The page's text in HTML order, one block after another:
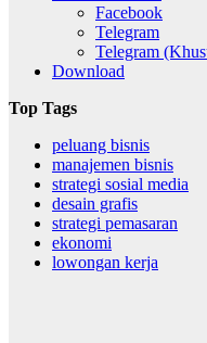
Facebook
Telegram
Telegram
Download
Top Tags
peluang bisnis
manajemen bisnis
strategi sosial media
desain grafis
strategi pemasaran
ekonomi
lowongan kerja